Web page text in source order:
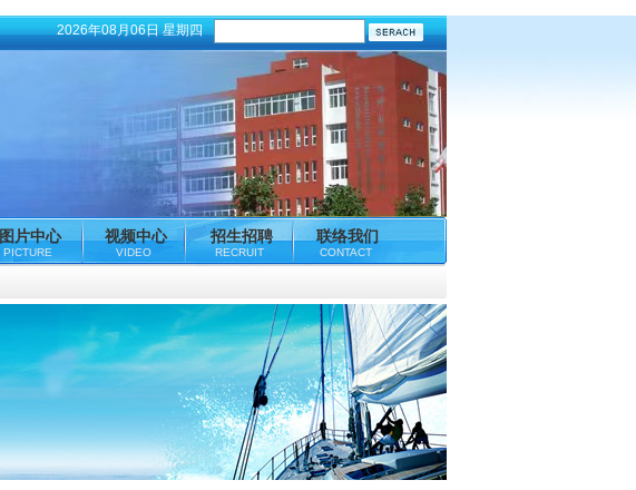
2026年08月06日 星期四
图片中心
PICTURE
视频中心
VIDEO
招生招聘
RECRUIT
联络我们
CONTACT